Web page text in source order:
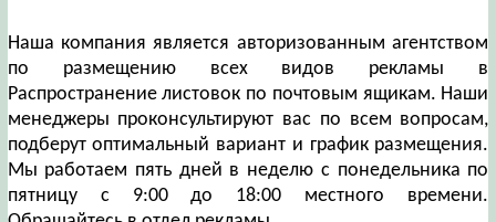
Наша компания является авторизованным агентством
по размещению всех видов рекламы в
Распространение листовок по почтовым ящикам. Наши
менеджеры проконсультируют вас по всем вопросам,
подберут оптимальный вариант и график размещения.
Мы работаем пять дней в неделю с понедельника по
пятницу с 9:00 до 18:00 местного времени.